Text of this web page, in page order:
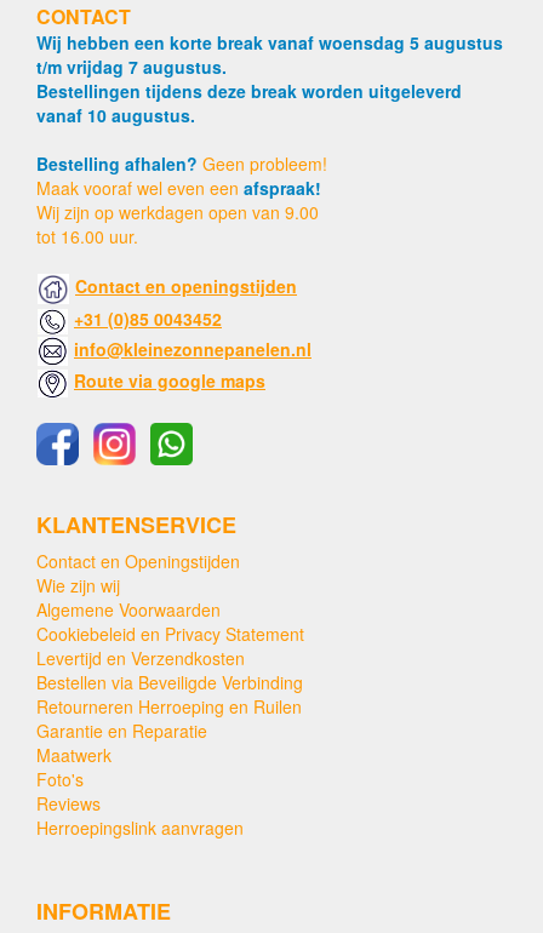
CONTACT
Wij hebben een korte break vanaf woensdag 5 augustus
t/m vrijdag 7 augustus.
Bestellingen tijdens deze break worden uitgeleverd
vanaf 10 augustus.
Bestelling afhalen? Geen probleem!
Maak vooraf wel even een afspraak!
Wij zijn op werkdagen open van 9.00
tot 16.00 uur.
Contact en openingstijden
+31 (0)85 0043452
info@kleinezonnepanelen.nl
Route via google maps
KLANTENSERVICE
Contact en Openingstijden
Wie zijn wij
Algemene Voorwaarden
Cookiebeleid en Privacy Statement
Levertijd en Verzendkosten
Bestellen via Beveiligde Verbinding
Retourneren Herroeping en Ruilen
Garantie en Reparatie
Maatwerk
Foto's
Reviews
Herroepingslink aanvragen
INFORMATIE